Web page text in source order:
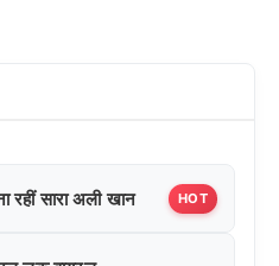
रहीं सारा अली खान HOT